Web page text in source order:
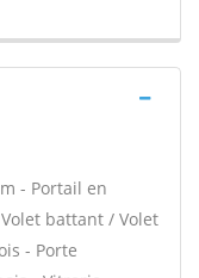
- Portail en
battant / Volet
- Porte